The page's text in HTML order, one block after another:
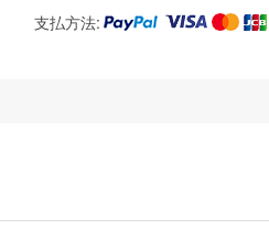
支払方法: